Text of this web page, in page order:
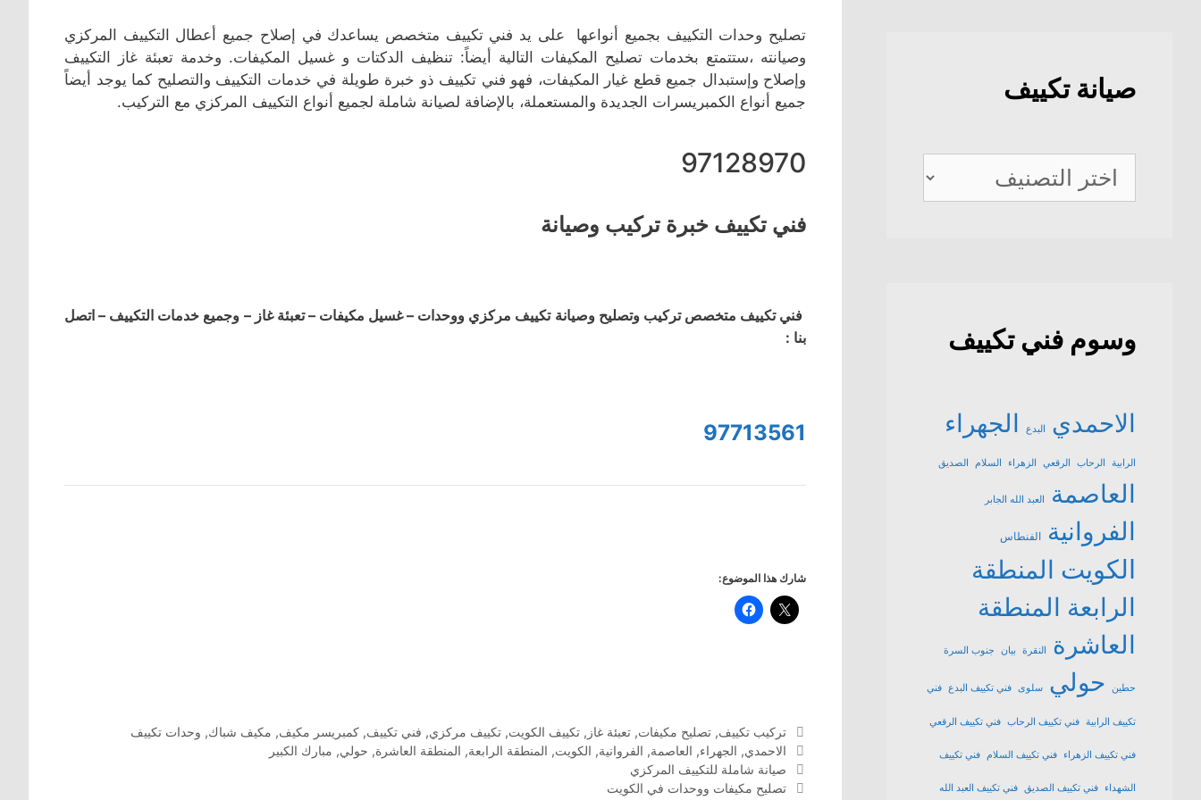
تصليح وحدات التكييف بجميع أنواعها على يد فني تكييف متخصص يساعدك في إصلاح جميع أعطال التكييف المركزي
وصيانته ،ستتمتع بخدمات تصليح المكيفات التالية أيضاً: تنظيف الدكتات و غسيل المكيفات. وخدمة تعبئة غاز التكييف
وإصلاح وإستبدال جميع قطع غيار المكيفات، فهو فني تكييف ذو خبرة طويلة في خدمات التكييف والتصليح كما يوجد أيضاً
جميع أنواع الكمبريسرات الجديدة والمستعملة، بالإضافة لصيانة شاملة لجميع أنواع التكييف المركزي مع التركيب.
97128970
فني تكييف خبرة تركيب وصيانة
فني تكييف متخصص تركيب وتصليح وصيانة تكييف مركزي ووحدات – غسيل مكيفات – تعبئة غاز – وجميع خدمات التكييف – اتصل
بنا :
97713561
شارك هذا الموضوع:
التصنيفات
تركيب تكييف, تصليح مكيفات, تعبئة غاز , تكييف الكويت, تكييف مركزي, فني تكييف, كمبريسر مكيف, مكيف شباك, وحدات تكييف
الوسوم
الاحمدي, الجهراء, العاصمة, الفروانية, الكويت, المنطقة الرابعة, المنطقة العاشرة, حولي, مبارك الكبير
صيانة شاملة للتكييف المركزي
تصليح مكيفات ووحدات في الكويت
صيانة تكييف
صيانة
تكييف
وسوم فني تكييف
الاحمدي البدع الجهراء
الرابية الرحاب الرقعي الزهراء السلام الصديق
العاصمة العبد الله الجابر
الفروانية الفنطاس
الكويت المنطقة
الرابعة المنطقة
العاشرة
النقرة بيان جنوب السرة
حطين حولي سلوى فني تكييف البدع فني
تكييف الرابية فني تكييف الرحاب فني تكييف الرقعي
فني تكييف الزهراء فني تكييف السلام فني تكييف
الشهداء فني تكييف الصديق فني تكييف العبد الله